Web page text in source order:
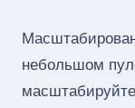
небольшом